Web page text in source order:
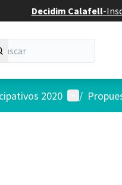
Decidim Calafell-
2020 Menú de
/